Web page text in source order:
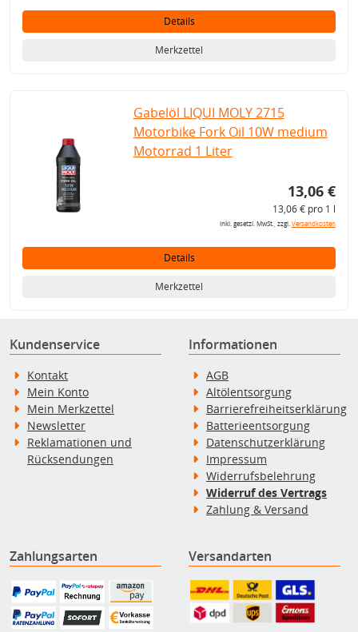
Details
Merkzettel
Gabelöl LIQUI MOLY 2715
Motorbike Fork Oil 10W medium
Motorrad 1 Liter
13,06 €
13,06 € pro 1 l
inkl. gesetzl. MwSt., zzgl.Versandkosten
Details
Merkzettel
Kundenservice
Kontakt
Mein Konto
Mein Merkzettel
Newsletter
Reklamationen und
Rücksendungen
Informationen
AGB
Altölentsorgung
Barrierefreiheitserklärung
Batterieentsorgung
Datenschutzerklärung
Impressum
Widerrufsbelehrung
Widerruf des Vertrags
Zahlung & Versand
Zahlungsarten Versandarten